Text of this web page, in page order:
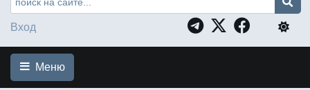
Вход
Меню